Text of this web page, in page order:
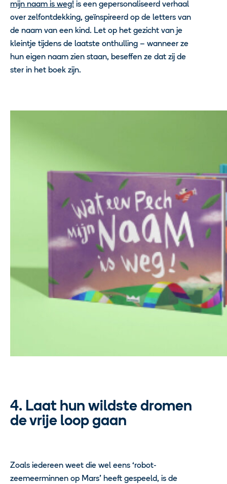
mijn naam is weg! is een gepersonaliseerd verhaal
over zelfontdekking, geïnspireerd op de letters van
de naam van een kind. Let op het gezicht van je
kleintje tijdens de laatste onthulling – wanneer ze
hun eigen naam zien staan, beseffen ze dat zij de
ster in het boek zijn.
4. Laat hun wildste dromen
de vrije loop gaan
Zoals iedereen weet die wel eens ‘robot-
zeemeerminnen op Mars’ heeft gespeeld, is de